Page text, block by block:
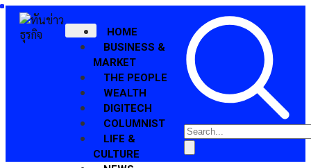
HOME
BUSINESS &
MARKET
THE PEOPLE
WEALTH
DIGITECH
COLUMNIST
LIFE &
CULTURE